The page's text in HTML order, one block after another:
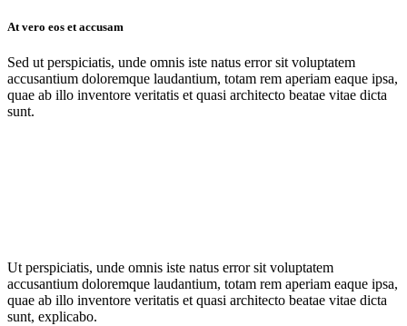
At vero eos et accusam
Sed ut perspiciatis, unde omnis iste natus error sit voluptatem
accusantium doloremque laudantium, totam rem aperiam eaque ipsa,
quae ab illo inventore veritatis et quasi architecto beatae vitae dicta
sunt.
Ut perspiciatis, unde omnis iste natus error sit voluptatem
accusantium doloremque laudantium, totam rem aperiam eaque ipsa,
quae ab illo inventore veritatis et quasi architecto beatae vitae dicta
sunt, explicabo.